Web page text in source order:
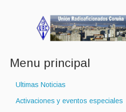
Menu principal
Ultimas Noticias
Activaciones y eventos especiales